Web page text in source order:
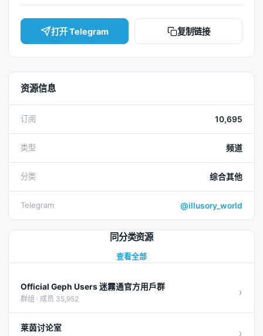
打开 Telegram 复制链接
资源信息
订阅 10,695
类型 频道
分类 综合其他
Telegram @illusory_world
同分类资源
查看全部
Official Geph Users 迷霧通官方用戶群
群组 · 成员 35,952 ›
莱茵讨论室 ›